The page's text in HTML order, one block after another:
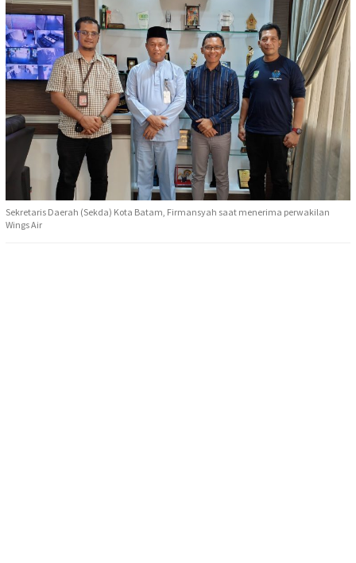
Sekretaris Daerah (Sekda) Kota Batam, Firmansyah saat menerima perwakilan
Wings Air